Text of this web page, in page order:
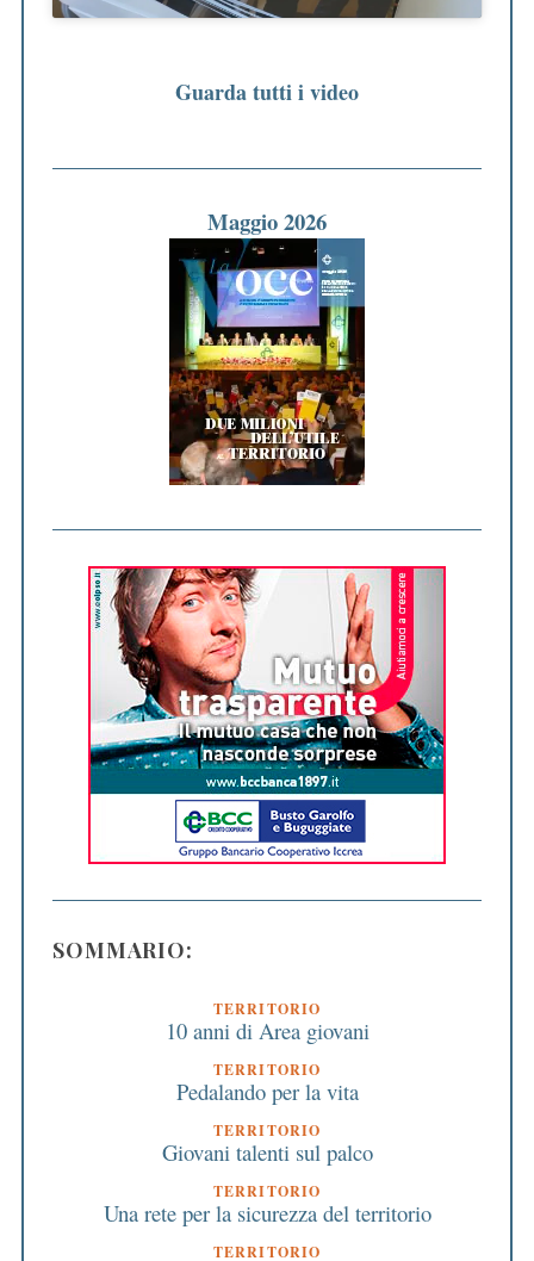
Guarda tutti i video
Maggio 2026
SOMMARIO:
TERRITORIO
10 anni di Area giovani
TERRITORIO
Pedalando per la vita
TERRITORIO
Giovani talenti sul palco
TERRITORIO
Una rete per la sicurezza del territorio
TERRITORIO